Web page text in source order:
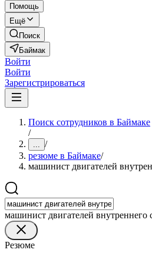
Помощь
Ещё
Поиск
Баймак
Войти
Войти
Зарегистрироваться
Поиск сотрудников в Баймаке
/
... /
резюме в Баймаке/
машинист двигателей
машинист двигателей внутреннего
Резюме